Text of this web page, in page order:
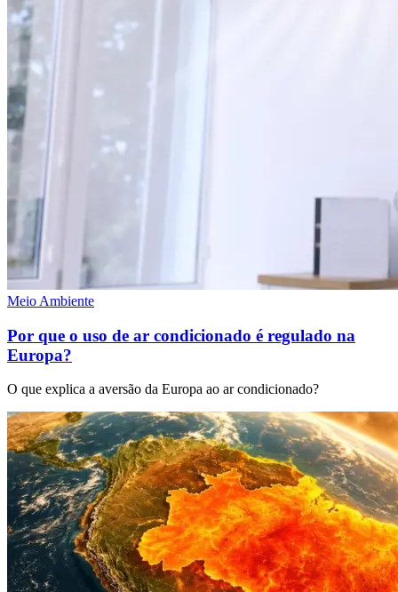
Meio Ambiente
Por que o uso de ar condicionado é regulado na
Europa?
O que explica a aversão da Europa ao ar condicionado?